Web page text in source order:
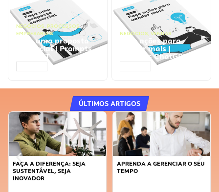
NEGÓCIOS, PROCESSOS
EMPRESARIAIS
Faça uma proposta
comercial | Prompts
ChatGPT
NEGÓCIOS, VENDAS
Faça ações para
vender mais |
Prompts ChatGPT
ÚLTIMOS ARTIGOS
FAÇA A DIFERENÇA: SEJA
SUSTENTÁVEL, SEJA
INOVADOR
APRENDA A GERENCIAR O SEU
TEMPO